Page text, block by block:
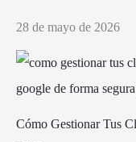
28 de mayo de 2026
Cómo Gestionar Tus